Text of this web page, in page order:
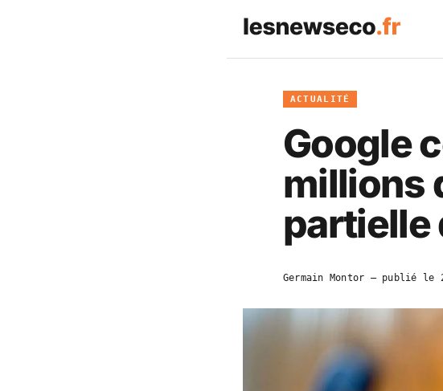
ACTUALITÉ
Google
millions
partielle
Germain Montor — publié le